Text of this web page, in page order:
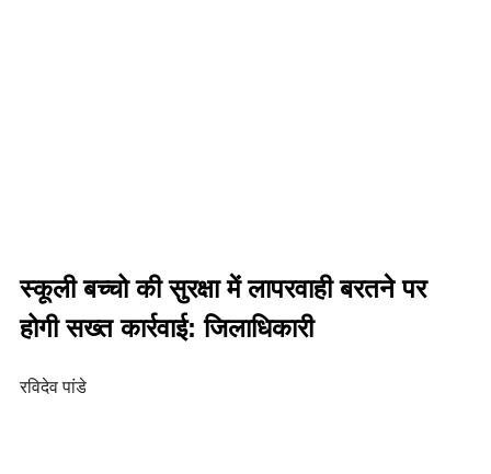
स्कूली बच्चो की सुरक्षा में लापरवाही बरतने पर
होगी सख्त कार्रवाई: जिलाधिकारी
रविदेव पांडे